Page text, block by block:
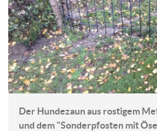
Der Hundezaun aus rostigem
und dem "Sonderpfosten mit